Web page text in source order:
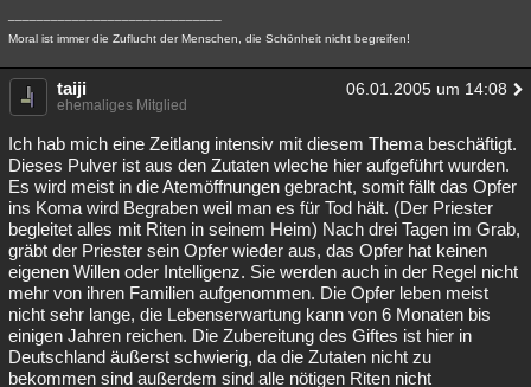
Moral ist immer die Zuflucht der Menschen, die Schönheit nicht begreifen!
taiji 06.01.2005 um 14:08
ehemaliges Mitglied
Ich hab mich eine Zeitlang intensiv mit diesem Thema beschäftigt.
Dieses Pulver ist aus den Zutaten wleche hier aufgeführt wurden.
Es wird meist in die Atemöffnungen gebracht, somit fällt das Opfer
ins Koma wird Begraben weil man es für Tod hält. (Der Priester
begleitet alles mit Riten in seinem Heim) Nach drei Tagen im Grab,
gräbt der Priester sein Opfer wieder aus, das Opfer hat keinen
eigenen Willen oder Intelligenz. Sie werden auch in der Regel nicht
mehr von ihren Familien aufgenommen. Die Opfer leben meist
nicht sehr lange, die Lebenserwartung kann von 6 Monaten bis
einigen Jahren reichen. Die Zubereitung des Giftes ist hier in
Deutschland äußerst schwierig, da die Zutaten nicht zu
bekommen sind außerdem sind alle nötigen Riten nicht